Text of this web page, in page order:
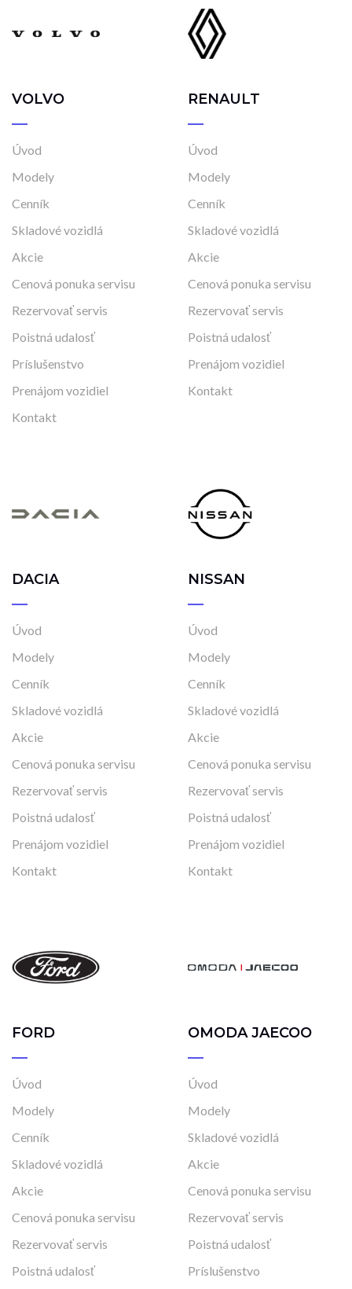
VOLVO
Úvod
Modely
Cenník
Skladové vozidlá
Akcie
Cenová ponuka servisu
Rezervovať servis
Poistná udalosť
Príslušenstvo
Prenájom vozidiel
Kontakt
RENAULT
Úvod
Modely
Cenník
Skladové vozidlá
Akcie
Cenová ponuka servisu
Rezervovať servis
Poistná udalosť
Prenájom vozidiel
Kontakt
DACIA
Úvod
Modely
Cenník
Skladové vozidlá
Akcie
Cenová ponuka servisu
Rezervovať servis
Poistná udalosť
Prenájom vozidiel
Kontakt
NISSAN
Úvod
Modely
Cenník
Skladové vozidlá
Akcie
Cenová ponuka servisu
Rezervovať servis
Poistná udalosť
Prenájom vozidiel
Kontakt
FORD
Úvod
Modely
Cenník
Skladové vozidlá
Akcie
Cenová ponuka servisu
Rezervovať servis
Poistná udalosť
OMODA JAECOO
Úvod
Modely
Skladové vozidlá
Akcie
Cenová ponuka servisu
Rezervovať servis
Poistná udalosť
Príslušenstvo